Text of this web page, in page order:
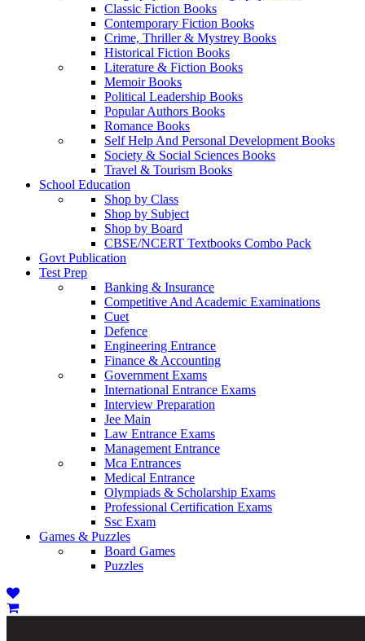
Classic Fiction Books
Contemporary Fiction Books
Crime, Thriller & Mystrey Books
Historical Fiction Books
Literature & Fiction Books
Memoir Books
Political Leadership Books
Popular Authors Books
Romance Books
Self Help And Personal Development Books
Society & Social Sciences Books
Travel & Tourism Books
School Education
Shop by Class
Shop by Subject
Shop by Board
CBSE/NCERT Textbooks Combo Pack
Govt Publication
Test Prep
Banking & Insurance
Competitive And Academic Examinations
Cuet
Defence
Engineering Entrance
Finance & Accounting
Government Exams
International Entrance Exams
Interview Preparation
Jee Main
Law Entrance Exams
Management Entrance
Mca Entrances
Medical Entrance
Olympiads & Scholarship Exams
Professional Certification Exams
Ssc Exam
Games & Puzzles
Board Games
Puzzles